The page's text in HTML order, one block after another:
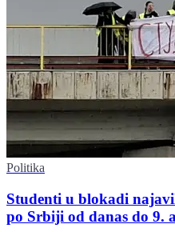
Politika
Studenti u blokadi
po Srbiji od danas do 9.